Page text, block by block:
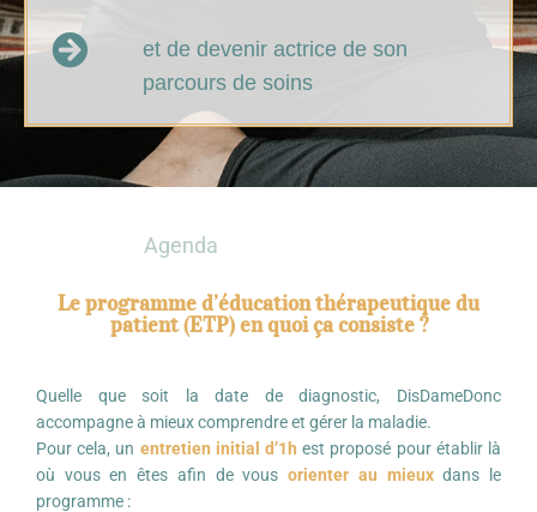
et de devenir actrice de son
parcours de soins
Agenda
Le programme d’éducation thérapeutique du
patient (ETP) en quoi ça consiste ?
Quelle que soit la date de diagnostic, DisDameDonc
accompagne à mieux comprendre et gérer la maladie.
Pour cela, un entretien initial d’1hest proposé pour établir là
où vous en êtes afin de vousorienter au mieuxdans le
programme :